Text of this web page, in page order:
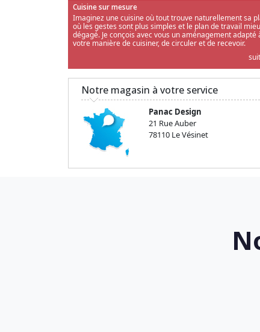
Cuisine sur mesure
Imaginez une cuisine où tout trouve naturellement sa
où les gestes sont plus simples et le plan de travail
dégagé. Je conçois avec vous un aménagement adapté
votre manière de cuisiner, de circuler et de recevoir.
Notre magasin à votre service
Panac Design
21 Rue Auber
78110 Le Vésinet